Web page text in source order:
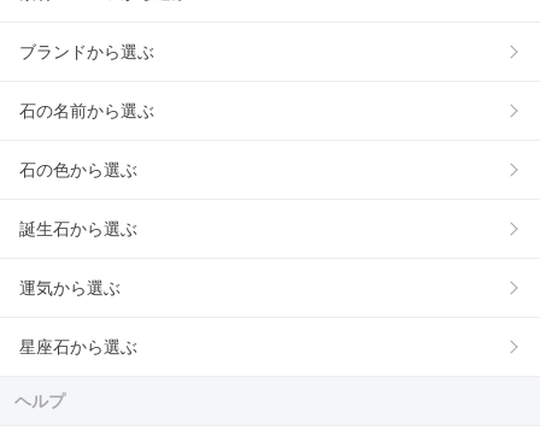
ブランドから選ぶ
石の名前から選ぶ
石の色から選ぶ
誕生石から選ぶ
運気から選ぶ
星座石から選ぶ
ヘルプ